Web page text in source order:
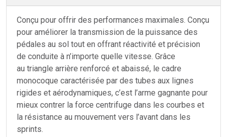
Conçu pour offrir des performances maximales. Conçu
pour améliorer la transmission de la puissance des
pédales au sol tout en offrant réactivité et précision
de conduite à n’importe quelle vitesse. Grâce
au triangle arrière renforcé et abaissé, le cadre
monocoque caractérisée par des tubes aux lignes
rigides et aérodynamiques, c’est l’arme gagnante pour
mieux contrer la force centrifuge dans les courbes et
la résistance au mouvement vers l’avant dans les
sprints.